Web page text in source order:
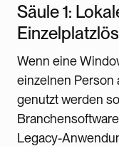
Säule 1:
Wenn eine
einzelnen Person
genutzt werden
Legacy-